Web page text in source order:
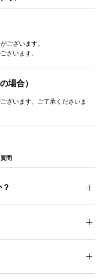
ございます。
ざいます。
場合）
ざいます。ご了承くださいま
問